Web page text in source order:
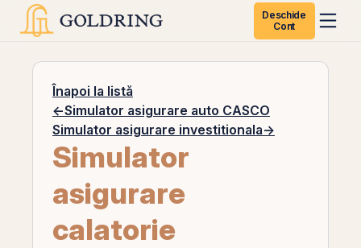
Deschide
Cont
Înapoi la listă
←Simulator asigurare auto CASCO
Simulator asigurare investitionala→
Simulator
asigurare
calatorie